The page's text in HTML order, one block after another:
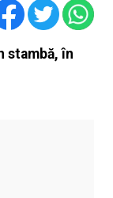
stambă, în